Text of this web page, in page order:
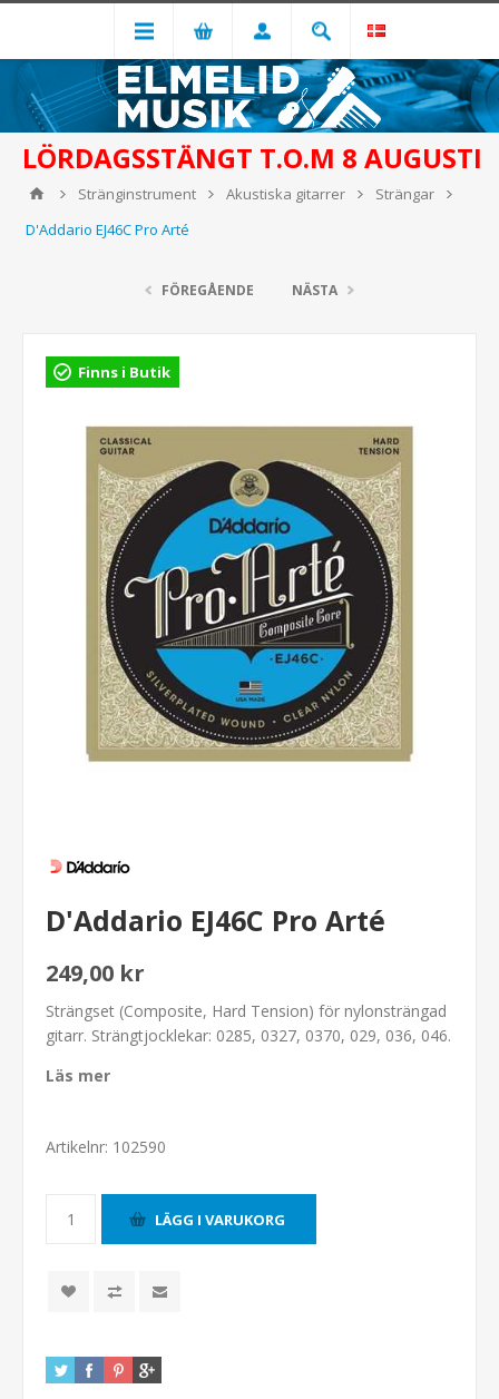
LÖRDAGSSTÄNGT T.O.M 8 AUGUSTI
Stränginstrument Akustiska gitarrer
Strängar
D'Addario EJ46C Pro Arté
FÖREGÅENDE NÄSTA
Finns i Butik
D'Addario EJ46C Pro Arté
249,00 kr
Strängset (Composite, Hard Tension) för nylonsträngad
gitarr. Strängtjocklekar: 0285, 0327, 0370, 029, 036, 046.
Läs mer
Artikelnr: 102590